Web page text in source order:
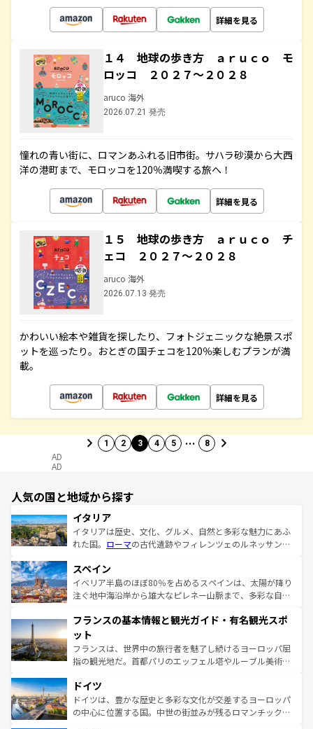
詳細を見る
１４ 地球の歩き方 ａｒｕｃｏ モ
ロッコ ２０２７～２０２８
aruco 海外
2026.07.21 発売
憧れの青い街に、ロマンあふれる旧市街。サハラ砂漠から大西
洋の港町まで、モロッコを120％満喫する旅へ！
詳細を見る
１５ 地球の歩き方 ａｒｕｃｏ チ
ェコ ２０２７～２０２８
aruco 海外
2026.07.13 発売
かわいい絵本や雑貨を探したり、フォトジェニックな絶景スポ
ットを巡ったり。おとぎの国チェコを120％楽しむプランが満
載。
詳細を見る
1 2 3 4 5 … 8
AD
AD
人気の国と地域から探す
イタリア
イタリアは歴史、文化、グルメ、自然と多彩な魅力にあふ
れた国。 ローマの古代遺跡やフィレンツェのルネッサンス
ろん、トスカーナの美しい田園風景やアマルフィ海岸の絶
景など、自然景観も見逃せない。観光の合間には、本場の
ピザやパスタなど、絶品のイタリア料理を堪能することも
ませてくれるイタリアで、忘れられない旅をしてみよう！
なお、新着のイタリア情報は
しい。
スペイン
イベリア半島のほぼ80％を占めるスペインは、太陽が降り
注ぐ地中海沿岸から雄大なピレネー山脈まで、多彩な自然
文化が根付くこの国では、情熱的なフラメンコ、熱気あふ
れる闘牛、そして美味しいタパスが生活の一部となってい
る。首都マドリードの洗練された雰囲気や、バルセロナの
アートに溢れた街角から、地方では古代ローマ遺跡や中世
せる。地方によって風土や気候が異なるスペインはその個
性で訪れる人を魅了する。 なお、新着のスペイン情報は コ
ンテンツ一覧を参照してほしい。
フランスの基本情報と観光ガイド・有名観光スポ
ット
フランスは、世界中の旅行者を魅了し続けるヨーロッパ屈
指の観光地だ。首都パリのエッフェル塔やルーブル美術館
で、幅広い魅力が詰まっている。華麗な宮殿、歴史的な大
聖堂、美しいビーチ、そして豊かな自然が、訪れる者を心
から魅了する。また、フランスは美食の国としても知ら
ドイツ
ドイツは、豊かな歴史と多彩な文化が交差するヨーロッパ
の中心に位置する国。中世の街並みが残るロマンチック街